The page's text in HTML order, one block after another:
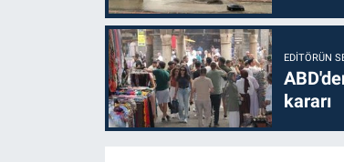
EDITÖRÜN
kararı